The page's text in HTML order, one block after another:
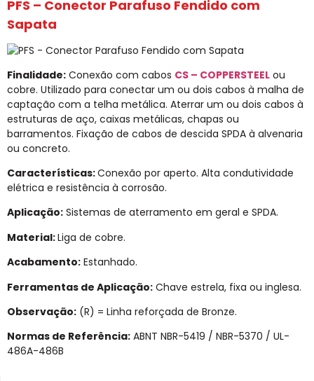
PFS – Conector Parafuso Fendido com
Sapata
Finalidade: Conexão com cabos CS – COPPERSTEEL ou
cobre. Utilizado para conectar um ou dois cabos à malha de
captação com a telha metálica. Aterrar um ou dois cabos à
estruturas de aço, caixas metálicas, chapas ou
barramentos. Fixação de cabos de descida SPDA à alvenaria
ou concreto.
Características:Conexão por aperto. Alta condutividade
elétrica e resistência à corrosão.
Aplicação: Sistemas de aterramento em geral e SPDA.
Material:Liga de cobre.
Acabamento: Estanhado.
Ferramentas de Aplicação: Chave estrela, fixa ou inglesa.
Observação: (R) = Linha reforçada de Bronze.
Normas de Referência: ABNT NBR-5419 / NBR-5370 / UL-
486A-486B